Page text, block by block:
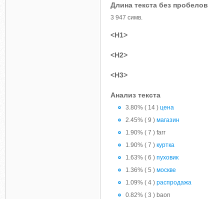
Длина текста без пробелов
3 947 симв.
<H1>
<H2>
<H3>
Анализ текста
3.80% ( 14 ) цена
2.45% ( 9 ) магазин
1.90% ( 7 ) farr
1.90% ( 7 ) куртка
1.63% ( 6 ) пуховик
1.36% ( 5 ) москве
1.09% ( 4 ) распродажа
0.82% ( 3 ) baon